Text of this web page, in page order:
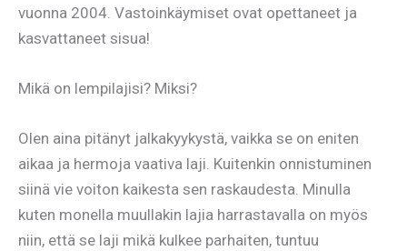
vuonna 2004. Vastoinkäymiset ovat opettaneet ja
kasvattaneet sisua!
Mikä on lempilajisi? Miksi?
Olen aina pitänyt jalkakyykystä, vaikka se on eniten
aikaa ja hermoja vaativa laji. Kuitenkin onnistuminen
siinä vie voiton kaikesta sen raskaudesta. Minulla
kuten monella muullakin lajia harrastavalla on myös
niin, että se laji mikä kulkee parhaiten, tuntuu